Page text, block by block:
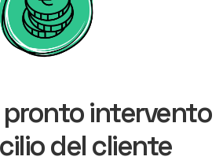
pronto intervento
del cliente